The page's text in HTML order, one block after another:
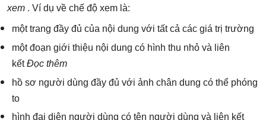
xem . Ví dụ về chế độ xem là:
một trang đầy đủ của nội dung với tất cả các giá trị trường
một đoạn giới thiệu nội dung có hình thu nhỏ và liên
kếtĐọc thêm
hồ sơ người dùng đầy đủ với ảnh chân dung có thể phóng
to
hình đại diện người dùng có tên người dùng và liên kết